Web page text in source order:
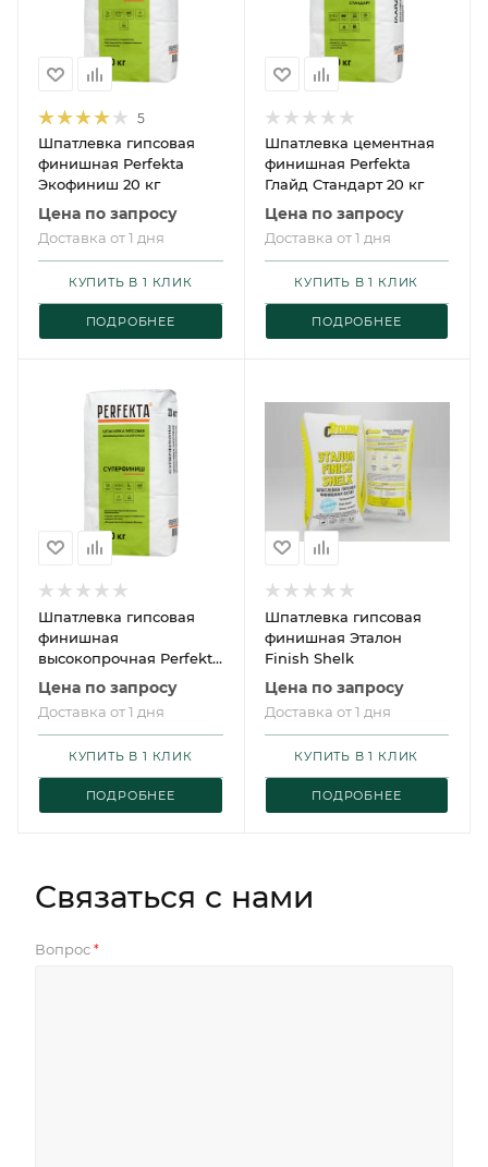
5
Шпатлевка гипсовая
финишная Perfekta
Экофиниш 20 кг
Цена по запросу
Доставка от 1 дня
ПОДРОБНЕЕ
КУПИТЬ В 1 КЛИК
Шпатлевка цементная
финишная Perfekta
Глайд Стандарт 20 кг
Цена по запросу
Доставка от 1 дня
ПОДРОБНЕЕ
КУПИТЬ В 1 КЛИК
Шпатлевка гипсовая
финишная
высокопрочная Perfekta
Суперфиниш 20 кг
Цена по запросу
Доставка от 1 дня
ПОДРОБНЕЕ
КУПИТЬ В 1 КЛИК
Шпатлевка гипсовая
финишная Эталон
Finish Shelk
Цена по запросу
Доставка от 1 дня
ПОДРОБНЕЕ
КУПИТЬ В 1 КЛИК
Связаться с нами
Вопрос *